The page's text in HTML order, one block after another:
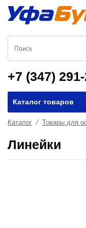
+7 (347)
Каталог товаров
Каталог Товары для
Линейки